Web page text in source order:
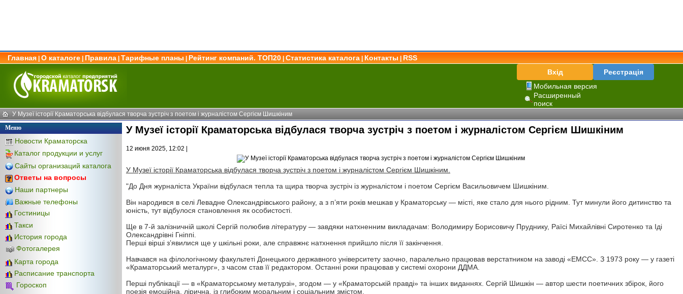
Главная О каталоге Правила Тарифные планы Рейтинг компаний. ТОП20 Статистика каталога Контакты
RSS
Вхід
Реєстрація
Мобильная версия
Расширенный
поиск
У Музеї історії Краматорська відбулася творча зустріч з поетом і журналістом Сергієм Шишкіним
Меню
Новости Краматорска
Каталог продукции и услуг
Сайты организаций каталога
Ответы на вопросы
Наши партнеры
Важные телефоны
Гостиницы
Такси
История города
Фотогалерея
Карта города
Расписание транспорта
Гороскоп
У Музеї історії Краматорська відбулася творча зустріч з поетом і журналістом Сергієм Шишкіним
12 июня 2025, 12:02 |
У Музеї історії Краматорська відбулася творча зустріч з поетом і журналістом Сергієм Шишкіним.
"До Дня журналіста України відбулася тепла та щира творча зустріч із журналістом і поетом Сергієм Васильовичем Шишкіним.
Він народився в селі Левадне Олександрівського району, а з п’яти років мешкав у Краматорську — місті, яке стало для нього рідним. Тут минули його дитинство та
юність, тут відбулося становлення як особистості.
Ще в 7-й залізничній школі Сергій полюбив літературу — завдяки натхненним викладачам: Володимиру Борисовичу Пруднику, Раїсі Михайлівні Сиротенко та Іді
Олександрівні Гніппі.
Перші вірші з’явилися ще у шкільні роки, але справжнє натхнення прийшло після її закінчення.
Навчався на філологічному факультеті Донецького державного університету заочно, паралельно працював верстатником на заводі «ЕМСС». З 1973 року — у газеті
«Краматорський металург», з часом став її редактором. Останні роки працював у системі охорони ДДМА.
Перші публікації — в «Краматорському металурзі», згодом — у «Краматорській правді» та інших виданнях. Сергій Шишкін — автор шести поетичних збірок, його
поезія емоційна, лірична, із глибоким моральним і соціальним змістом.